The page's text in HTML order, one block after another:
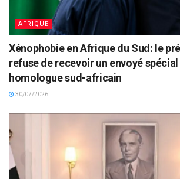
AFRIQUE
Xénophobie en Afrique du Sud: le
refuse de recevoir un envoyé
homologue sud-africain
30/07/2026